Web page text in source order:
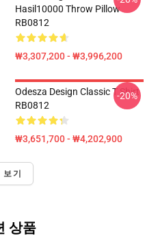
Hasil10000 Throw Pillow
RB0812
₩3,307,200 - ₩3,996,200
Odesza Design Classic T Shirt
RB0812
₩3,651,700 - ₩4,202,900
-20%
보기
상품